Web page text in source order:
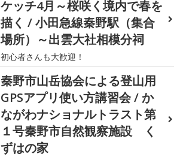
ケッチ4月～桜咲く境内で春を
描く / 小田急線秦野駅（集合
場所）～出雲大社相模分祠
初心者さんも大歓迎！
秦野市山岳協会による登山用
GPSアプリ使い方講習会 / か
ながわナショナルトラスト第
１号秦野市自然観察施設 く
ずはの家